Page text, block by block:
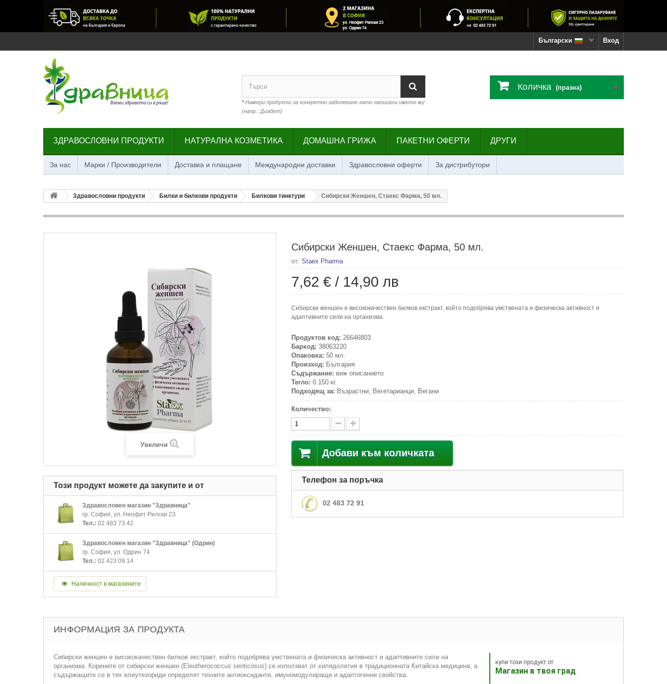
Вход
Български
*Намери продукти за конкретно заболяване като напишеш името му
(напр.: Диабет)
Количка (празна)
ЗДРАВОСЛОВНИ ПРОДУКТИ НАТУРАЛНА КОЗМЕТИКА ДОМАШНА ГРИЖА ПАКЕТНИ ОФЕРТИ ДРУГИ
За нас Марки / Производители Доставка и плащане Международни доставки Здравословни оферти За дистрибутори
Здравословни продукти Билки и билкови продукти Билкови тинктури Сибирски Женшен, Стаекс Фарма, 50 мл.
Увеличи
Този продукт можете да закупите и от
Здравословен магазин "Здравница"
гр. София, ул. Неофит Рилски 23
Тел.: 02 483 73 42
Здравословен магазин "Здравница" (Одрин)
гр. София, ул. Одрин 74
Тел.: 02 423 09 14
Наличност в магазините
Сибирски Женшен, Стаекс Фарма, 50 мл.
от: Staex Pharma
7,62 € / 14,90 лв
Сибирски женшен е висококачествен билков екстракт, който подобрява умствената и физическа активност и
адаптивните сили на организма.
Продуктов код: 26646803
Баркод: 38063220
Опаковка: 50 мл.
Произход: България
Съдържание: виж описанието
Тегло: 0.150 кг.
Подходящ за: Възрастни, Вегетарианци, Вегани
Количество:
Добави към количката
Телефон за поръчка
02 483 72 91
ИНФОРМАЦИЯ ЗА ПРОДУКТА
купи този продукт от
Магазин в твоя град
Сибирски женшен е висококачествен билков екстракт, който подобрява умствената и физическа активност и адаптивните сили на
организма. Корените от сибирски женшен (Eleutherococcus senticosus) се използват от хилядолетия в традиционната Китайска медицина, а
съдържащите се в тях елеутезориди определят техните антиоксиданти, имуномодулиращи и адаптогенни свойства.